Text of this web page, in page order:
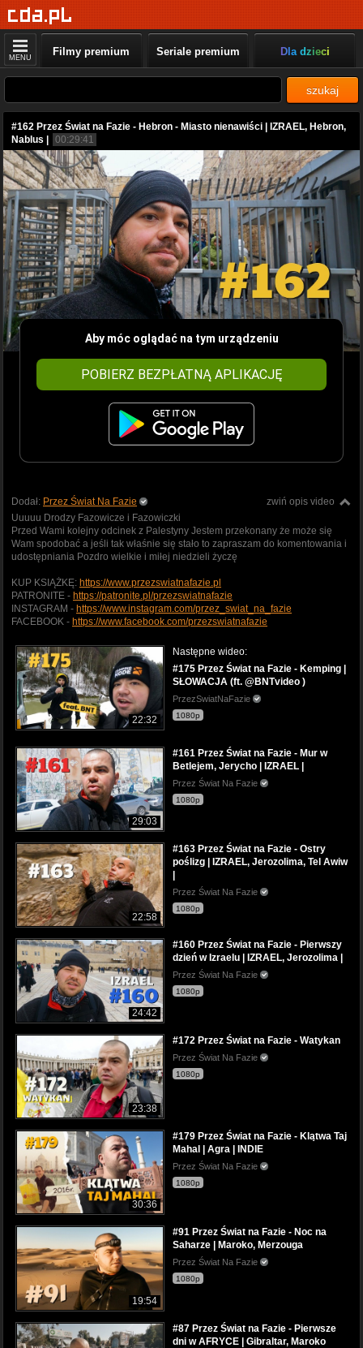
MENU Filmy premium Seriale premium Dla dzieci
szukaj
#162 Przez Świat na Fazie - Hebron - Miasto nienawiści | IZRAEL, Hebron,
Nablus |
00:29:41
Aby móc oglądać na tym urządzeniu
POBIERZ BEZPŁATNĄ APLIKACJĘ
zwiń opis video
Dodał: Przez Świat Na Fazie
Uuuuu Drodzy Fazowicze i Fazowiczki
Przed Wami kolejny odcinek z Palestyny Jestem przekonany że może się
Wam spodobać a jeśli tak właśnie się stało to zapraszam do komentowania i
udostępniania Pozdro wielkie i miłej niedzieli życzę
KUP KSIĄŻKĘ: https://www.przezswiatnafazie.pl
PATRONITE - https://patronite.pl/przezswiatnafazie
INSTAGRAM - https://www.instagram.com/przez_swiat_na_fazie
FACEBOOK - https://www.facebook.com/przezswiatnafazie
22:32
Następne wideo:
#175 Przez Świat na Fazie - Kemping |
SŁOWACJA (ft. @BNTvideo )
PrzezSwiatNaFazie
1080p
29:03
#161 Przez Świat na Fazie - Mur w
Betlejem, Jerycho | IZRAEL |
Przez Świat Na Fazie
1080p
22:58
#163 Przez Świat na Fazie - Ostry
poślizg | IZRAEL, Jerozolima, Tel Awiw
|
Przez Świat Na Fazie
1080p
24:42
#160 Przez Świat na Fazie - Pierwszy
dzień w Izraelu | IZRAEL, Jerozolima |
Przez Świat Na Fazie
1080p
23:38
#172 Przez Świat na Fazie - Watykan
Przez Świat Na Fazie
1080p
30:36
#179 Przez Świat na Fazie - Klątwa Taj
Mahal | Agra | INDIE
Przez Świat Na Fazie
1080p
19:54
#91 Przez Świat na Fazie - Noc na
Saharze | Maroko, Merzouga
Przez Świat Na Fazie
1080p
#87 Przez Świat na Fazie - Pierwsze
dni w AFRYCE | Gibraltar, Maroko